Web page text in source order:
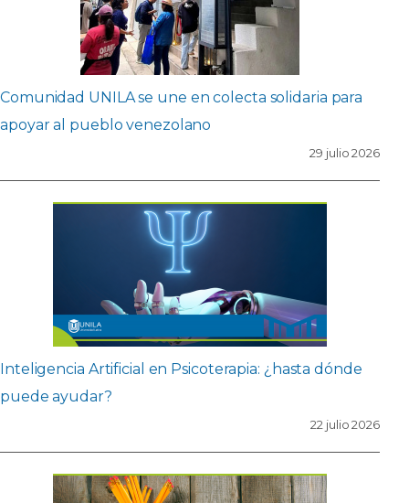
Comunidad UNILA se une en colecta solidaria para
apoyar al pueblo venezolano
29 julio 2026
Inteligencia Artificial en Psicoterapia: ¿hasta dónde
puede ayudar?
22 julio 2026